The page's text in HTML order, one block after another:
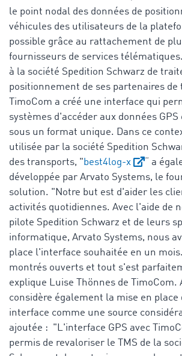
le point nodal des données de
véhicules des utilisateurs de la
possible grâce au rattachement de
fournisseurs de services
à la société Spedition Schwarz de
positionnement de ses partenaires de
TimoCom a créé une interface qui
systèmes d'accéder aux données
sous un format unique. Dans ce
utilisée par la société Spedition
des transports, "best4log-x
“ a
développée par Arvato Systems, le
solution. "Notre but est d'aider les
activités quotidiennes. Avec l'aide de
pilote Spedition Schwarz et de leurs
informatique, Arvato Systems, nous
place l'interface souhaitée en un
montrés ouverts et tout s'est
explique Luise Thönnes de TimoCom.
considère également la mise en
interface comme une source
ajoutée : "L'interface GPS avec
permis de revaloriser le TMS de la